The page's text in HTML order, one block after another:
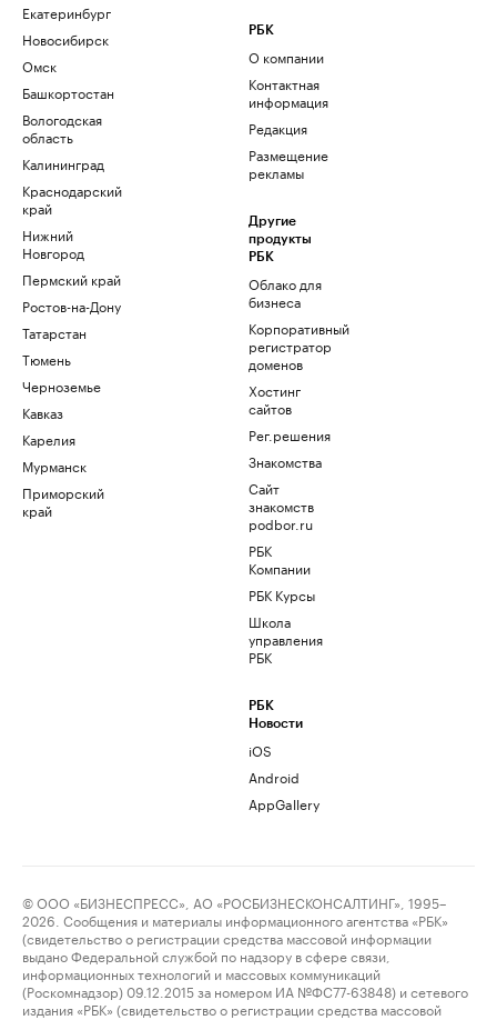
Екатеринбург
Новосибирск
Омск
Башкортостан
Вологодская
область
Калининград
Краснодарский
край
Нижний
Новгород
Пермский край
Ростов-на-Дону
Татарстан
Тюмень
Черноземье
Кавказ
Карелия
Мурманск
Приморский
край
РБК
О компании
Контактная
информация
Редакция
Размещение
рекламы
Другие
продукты
РБК
Облако для
бизнеса
Корпоративный
регистратор
доменов
Хостинг
сайтов
Рег.решения
Знакомства
Сайт
знакомств
podbor.ru
РБК
Компании
РБК Курсы
Школа
управления
РБК
РБК
Новости
iOS
Android
AppGallery
© ООО «БИЗНЕСПРЕСС», АО «РОСБИЗНЕСКОНСАЛТИНГ», 1995–
2026. Сообщения и материалы информационного агентства «РБК»
(свидетельство о регистрации средства массовой информации
выдано Федеральной службой по надзору в сфере связи,
информационных технологий и массовых коммуникаций
(Роскомнадзор) 09.12.2015 за номером ИА №ФС77-63848) и сетевого
издания «РБК» (свидетельство о регистрации средства массовой